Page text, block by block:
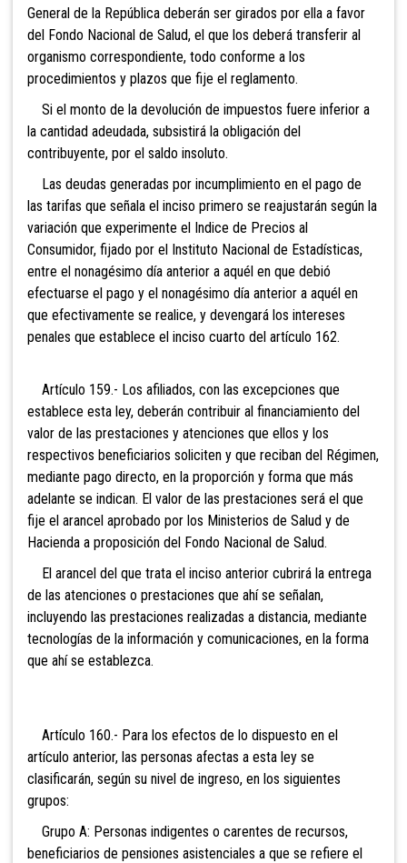
General de la República deberán ser girados por ella a favor
del Fondo Nacional de Salud, el que los deberá transferir al
organismo correspondiente, todo conforme a los
procedimientos y plazos que fije el reglamento.
Si el monto de la devolución de impuestos fuere inferior a
la cantidad adeudada, subsistirá la obligación del
contribuyente, por el saldo insoluto.
Las deudas generadas por incumplimiento en el pago de
las tarifas que señala el inciso primero se reajustarán según la
variación que experimente el Indice de Precios al
Consumidor, fijado por el Instituto Nacional de Estadísticas,
entre el nonagésimo día anterior a aquél en que debió
efectuarse el pago y el nonagésimo día anterior a aquél en
que efectivamente se realice, y devengará los intereses
penales que establece el inciso cuarto del artículo 162.
Artículo 159.- Los afiliados, con las excepciones que
establece esta ley, deberán contribuir al financiamiento del
valor de las prestaciones y atenciones que ellos y los
respectivos beneficiarios soliciten y que reciban del Régimen,
mediante pago directo, en la proporción y forma que más
adelante se indican. El valor de las prestaciones será el que
fije el arancel aprobado por los Ministerios de Salud y de
Hacienda a proposición del Fondo Nacional de Salud.
El arancel del que trata el inciso anterior cubrirá la entrega
de las atenciones o prestaciones que ahí se señalan,
incluyendo las prestaciones realizadas a distancia, mediante
tecnologías de la información y comunicaciones, en la forma
que ahí se establezca.
Artículo 160.- Para los efectos de lo dispuesto en el
artículo anterior, las personas afectas a esta ley se
clasificarán, según su nivel de ingreso, en los siguientes
grupos:
Grupo A: Personas indigentes o carentes de recursos,
beneficiarios de pensiones asistenciales a que se refiere el